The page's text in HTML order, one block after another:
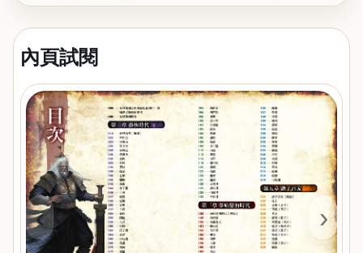
內頁試閱
‹ ›